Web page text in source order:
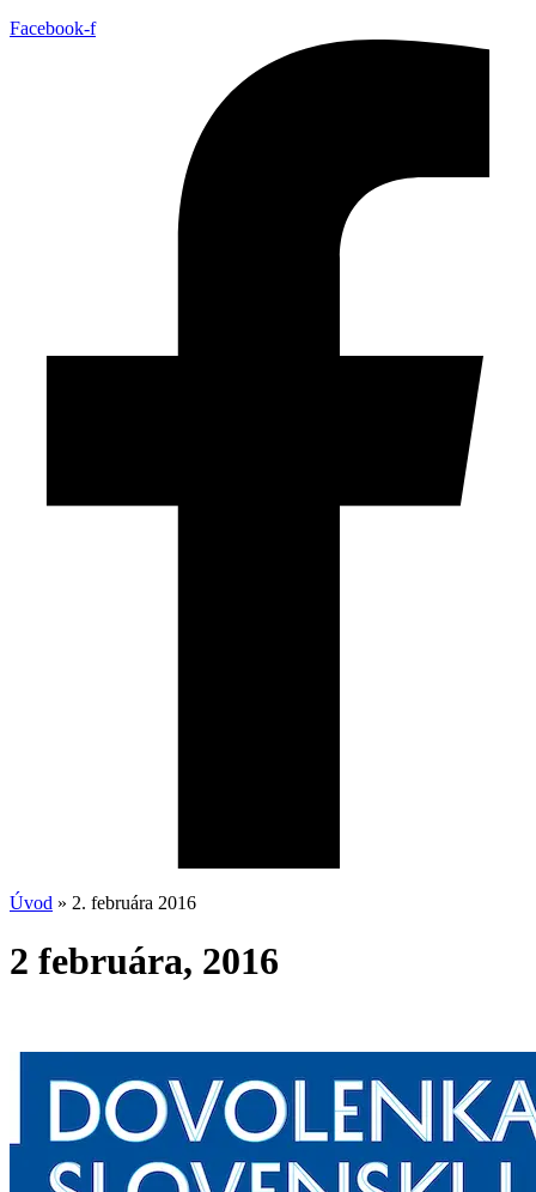
Facebook-f
Úvod » 2. februára 2016
2 februára, 2016